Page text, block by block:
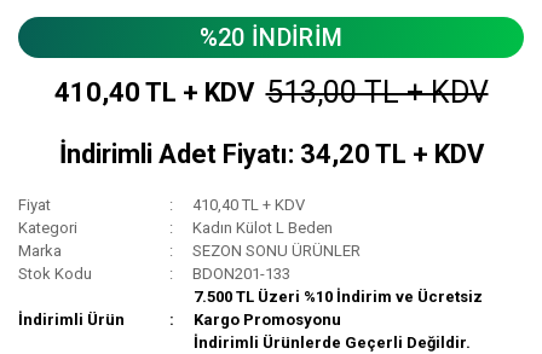
%20 İNDİRİM
410,40 TL + KDV 513,00 TL + KDV
İndirimli Adet Fiyatı: 34,20 TL + KDV
Fiyat
410,40 TL + KDV
Kategori
Kadın Külot L Beden
Marka
SEZON SONU ÜRÜNLER
Stok Kodu
BDON201-133
İndirimli Ürün
7.500 TL Üzeri %10 İndirim ve Ücretsiz
Kargo Promosyonu
İndirimli Ürünlerde Geçerli Değildir.